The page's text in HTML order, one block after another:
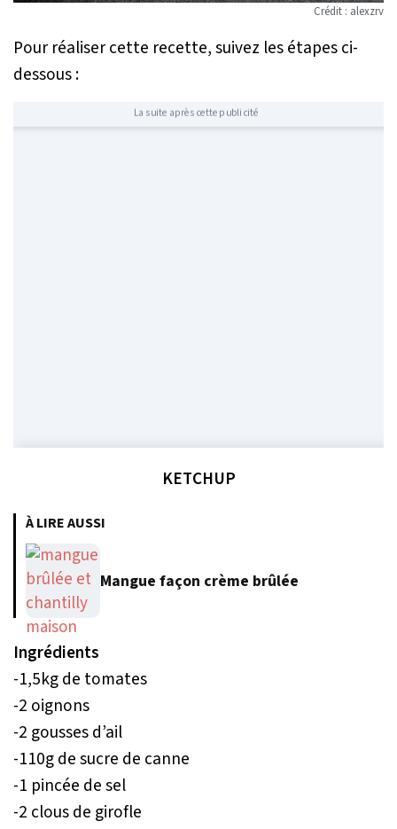
Crédit : alexzrv
Pour réaliser cette recette, suivez les étapes ci-
dessous :
La suite après cette publicité
KETCHUP
À LIRE AUSSI
Mangue façon crème brûlée
Ingrédients
-1,5kg de tomates
-2 oignons
-2 gousses d’ail
-110g de sucre de canne
-1 pincée de sel
-2 clous de girofle